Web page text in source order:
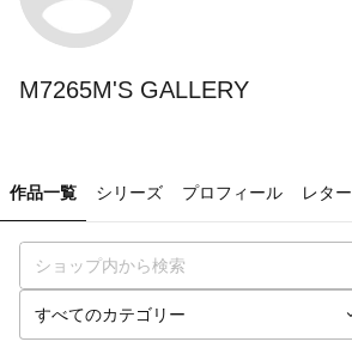
M7265M'S GALLERY
作品一覧 シリーズ プロフィール レター